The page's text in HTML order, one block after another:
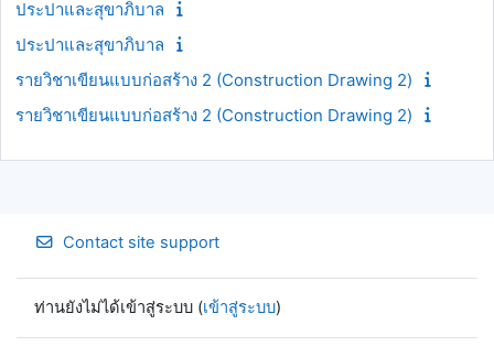
ประปาและสุขาภิบาล
ประปาและสุขาภิบาล
รายวิชาเขียนแบบก่อสร้าง 2 (Construction Drawing 2)
รายวิชาเขียนแบบก่อสร้าง 2 (Construction Drawing 2)
Contact site support
ท่านยังไม่ได้เข้าสู่ระบบ (เข้าสู่ระบบ)